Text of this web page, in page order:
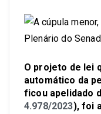
O projeto de lei
automático da
ficou apelidado
4.978/2023), foi